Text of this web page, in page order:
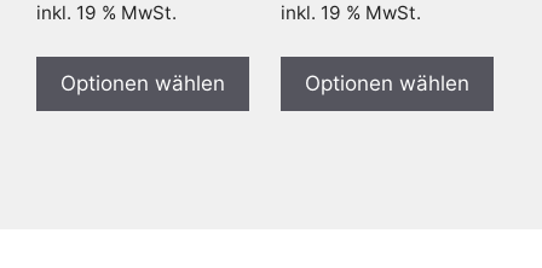
inkl. 19 % MwSt.
Optionen wählen
inkl. 19 % MwSt.
Optionen wählen